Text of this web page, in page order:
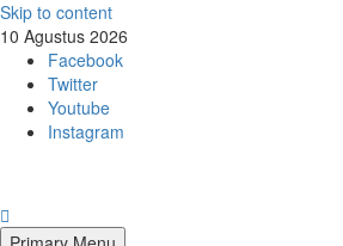
Skip to content
10 Agustus 2026
Facebook
Twitter
Youtube
Instagram